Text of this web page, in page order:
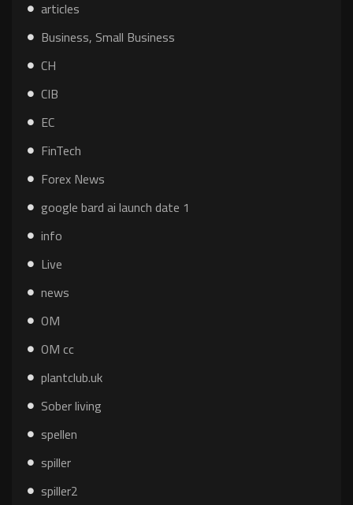
articles
Business, Small Business
CH
CIB
EC
FinTech
Forex News
google bard ai launch date 1
info
Live
news
OM
OM cc
plantclub.uk
Sober living
spellen
spiller
spiller2